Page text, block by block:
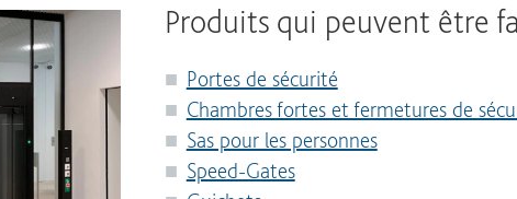
Produits qui peuvent être
Portes de sécurité
Chambres fortes et fermetures de
Sas pour les personnes
Speed-Gates